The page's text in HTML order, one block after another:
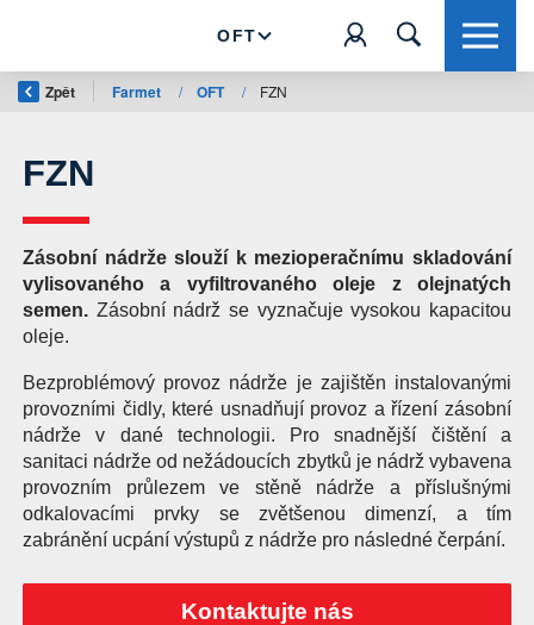
OFT
Zpět Farmet / OFT / FZN
FZN
Zásobní nádrže slouží k mezioperačnímu skladování
vylisovaného a vyfiltrovaného oleje z olejnatých
semen. Zásobní nádrž se vyznačuje vysokou kapacitou
oleje.
Bezproblémový provoz nádrže je zajištěn instalovanými
provozními čidly, které usnadňují provoz a řízení zásobní
nádrže v dané technologii. Pro snadnější čištění a
sanitaci nádrže od nežádoucích zbytků je nádrž vybavena
provozním průlezem ve stěně nádrže a příslušnými
odkalovacími prvky se zvětšenou dimenzí, a tím
zabránění ucpání výstupů z nádrže pro následné čerpání.
Kontaktujte nás